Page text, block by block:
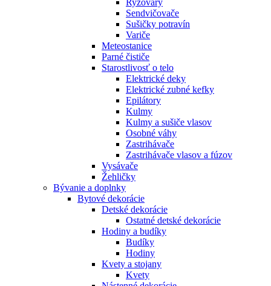
Ryžovary
Sendvičovače
Sušičky potravín
Variče
Meteostanice
Parné čističe
Starostlivosť o telo
Elektrické deky
Elektrické zubné kefky
Epilátory
Kulmy
Kulmy a sušiče vlasov
Osobné váhy
Zastrihávače
Zastrihávače vlasov a fúzov
Vysávače
Žehličky
Bývanie a doplnky
Bytové dekorácie
Detské dekorácie
Ostatné detské dekorácie
Hodiny a budíky
Budíky
Hodiny
Kvety a stojany
Kvety